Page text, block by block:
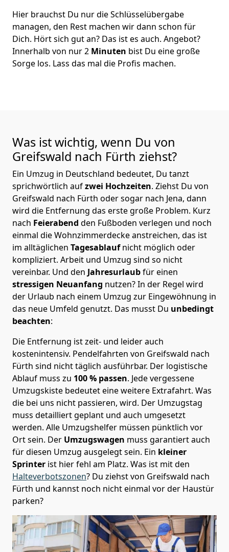
Hier brauchst Du nur die Schlüsselübergabe
managen, den Rest machen wir dann schon für
Dich. Hört sich gut an? Das ist es auch. Angebot?
Innerhalb von nur 2 Minuten bist Du eine große
Sorge los. Lass das mal die Profis machen.
Was ist wichtig, wenn Du von
Greifswald nach Fürth ziehst?
Ein Umzug in Deutschland bedeutet, Du tanzt
sprichwörtlich aufzwei Hochzeiten. Ziehst Du von
Greifswald nach Fürth oder sogar nach Jena, dann
wird die Entfernung das erste große Problem. Kurz
nach Feierabend den Fußboden verlegen und noch
einmal die Wohnzimmerdecke anstreichen, das ist
im alltäglichen Tagesablaufnicht möglich oder
kompliziert. Arbeit und Umzug sind so nicht
vereinbar. Und den Jahresurlaubfür einen
stressigen Neuanfang nutzen? In der Regel wird
der Urlaub nach einem Umzug zur Eingewöhnung in
das neue Umfeld genutzt. Das musst Du unbedingt
beachten:
Die Entfernung ist zeit- und leider auch
kostenintensiv. Pendelfahrten von Greifswald nach
Fürth sind nicht täglich ausführbar. Der logistische
Ablauf muss zu 100 % passen. Jede vergessene
Umzugskiste bedeutet eine weitere Extrafahrt. Was
die bei uns nicht passieren, wird. Der Umzugstag
muss detailliert geplant und auch umgesetzt
werden. Alle Umzugshelfer müssen pünktlich vor
Ort sein. Der Umzugswagen muss garantiert auch
für diesen Umzug ausgelegt sein. Ein kleiner
Sprinter ist hier fehl am Platz. Was ist mit den
Halteverbotszonen? Du ziehst von Greifswald nach
Fürth und kannst noch nicht einmal vor der Haustür
parken?